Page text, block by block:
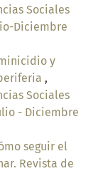
Sociales
Diciembre
y
,
Sociales
- Diciembre
seguir el
Revista de